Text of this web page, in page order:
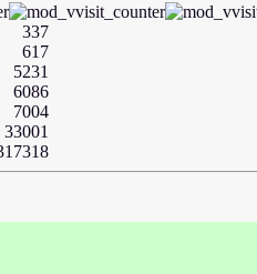
337
617
5231
6086
7004
33001